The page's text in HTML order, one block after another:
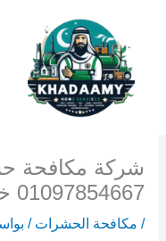
المحتوى
شركة مكافحة
01097854667 خصم 70%
/ مكافحة الحشرات /